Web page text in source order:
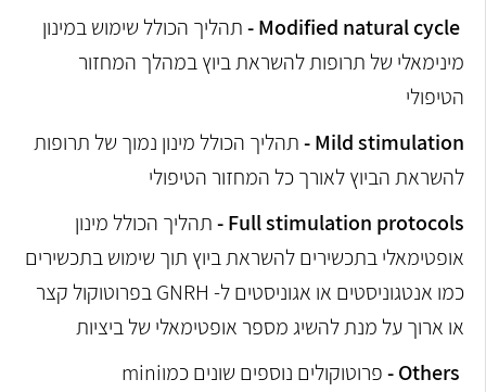
Modified natural cycle -
תהליך הכולל שימוש במינון
מינימאלי של תרופות להשראת ביוץ במהלך המחזור
הטיפולי
Mild stimulation -
תהליך הכולל מינון נמוך של תרופות
להשראת הביוץ לאורך כל המחזור הטיפולי
Full stimulation protocols -
תהליך הכולל מינון
אופטימאלי בתכשירים להשראת ביוץ תוך שימוש בתכשירים
כמו אנטגוניסטים או אגוניסטים ל- GNRH בפרוטוקול קצר
או ארוך על מנת להשיג מספר אופטימאלי של ביציות
פרוטוקולים נוספים שונים כמוmini